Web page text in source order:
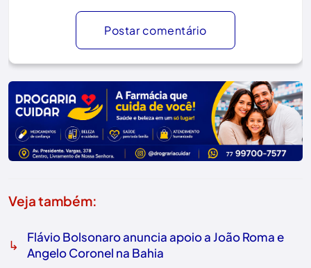
Postar comentário
Veja também:
↳
Flávio Bolsonaro anuncia apoio a João Roma e
Angelo Coronel na Bahia